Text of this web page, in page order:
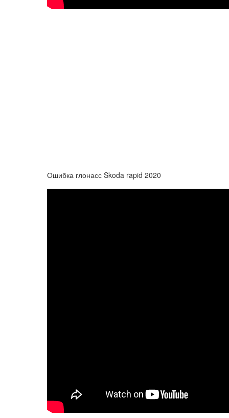
Ошибка глонасс Skoda rapid 2020